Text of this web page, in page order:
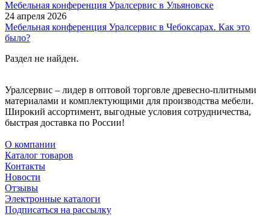
Мебельная конференция Уралсервис в Ульяновске
24 апреля 2026
Мебельная конференция Уралсервис в Чебоксарах. Как это
было?
Раздел не найден.
Уралсервис – лидер в оптовой торговле древесно-плитными
материалами и комплектующими для производства мебели.
Широкий ассортимент, выгодные условия сотрудничества,
быстрая доставка по России!
О компании
Каталог товаров
Контакты
Новости
Отзывы
Электронные каталоги
Подписаться на рассылку